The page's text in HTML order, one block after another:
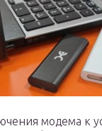
модема к